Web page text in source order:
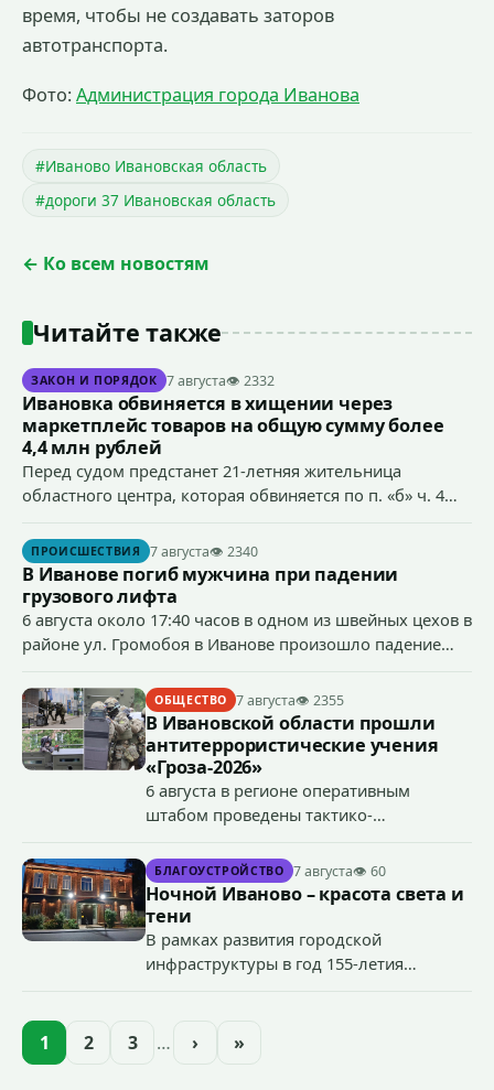
время, чтобы не создавать заторов
автотранспорта.
Фото: Администрация города Иванова
#Иваново Ивановская область
#дороги 37 Ивановская область
← Ко всем новостям
Читайте также
ЗАКОН И ПОРЯДОК 7 августа👁 2332
Ивановка обвиняется в хищении через
маркетплейс товаров на общую сумму более
4,4 млн рублей
Перед судом предстанет 21-летняя жительница
областного центра, которая обвиняется по п. «б» ч. 4
сумму более 4,4 млн рублей через маркетплейс.
ПРОИСШЕСТВИЯ 7 августа👁 2340
В Иванове погиб мужчина при падении
грузового лифта
6 августа около 17:40 часов в одном из швейных цехов в
районе ул. Громобоя в Иванове произошло падение
ОБЩЕСТВО 7 августа👁 2355
В Ивановской области прошли
антитеррористические учения
«Гроза-2026»
6 августа в регионе оперативным
штабом проведены тактико-
террористического акта на объекте
органов государственной власти.
«Гроза-2026».
БЛАГОУСТРОЙСТВО 7 августа👁 60
Ночной Иваново – красота света и
тени
В рамках развития городской
инфраструктуры в год 155-летия
проекта подсветки исторических
1 2 3 … › »